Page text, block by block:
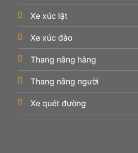
Xe xúc lật
Xe xúc đào
Thang nâng hàng
Thang nâng người
Xe quét đường